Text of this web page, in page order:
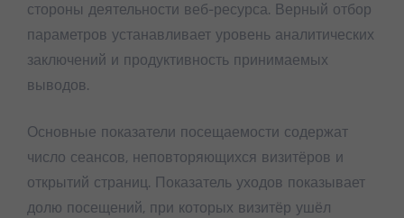
стороны деятельности веб-ресурса. Верный отбор
параметров устанавливает уровень аналитических
заключений и продуктивность принимаемых
выводов.
Основные показатели посещаемости содержат
число сеансов, неповторяющихся визитёров и
открытий страниц. Показатель уходов показывает
долю посещений, при которых визитёр ушёл